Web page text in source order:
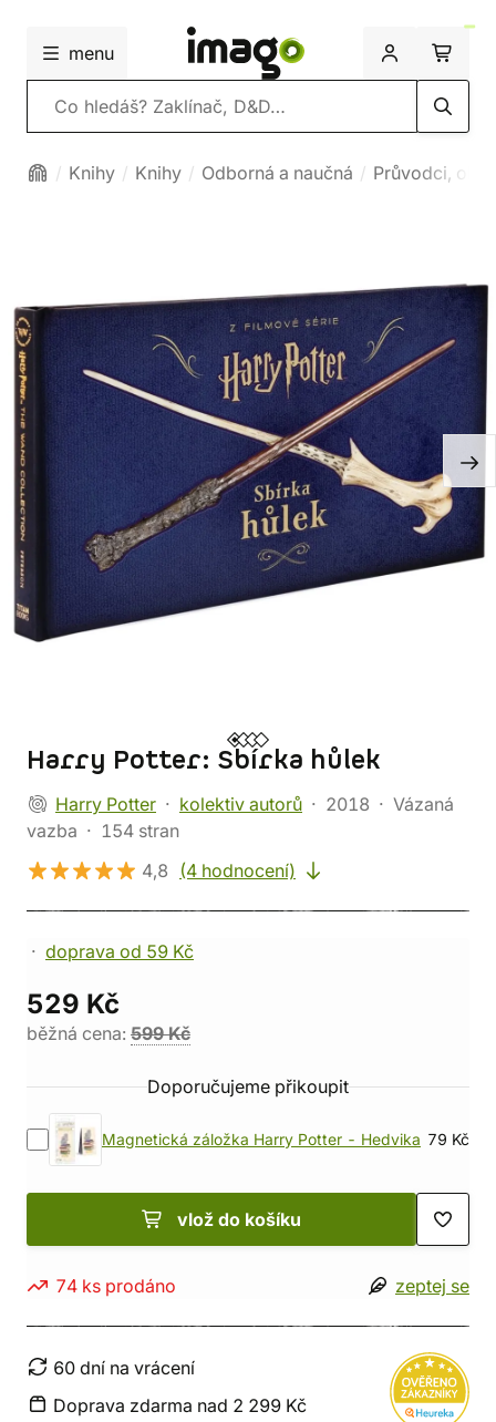
menu
Vyhledávání
Knihy Knihy Odborná a naučná Průvodci,
Harry Potter: Sbírka hůlek
Harry Potter kolektiv autorů 2018
Vázaná
vazba
154 stran
4,8
(4 hodnocení)
doprava od 59 Kč
529 Kč
běžná cena: 599 Kč
Doporučujeme přikoupit
Magnetická záložka Harry Potter - Hedvika 79 Kč
vlož do košíku
74 ks prodáno zeptej se
60 dní na vrácení
Doprava zdarma nad 2 299 Kč